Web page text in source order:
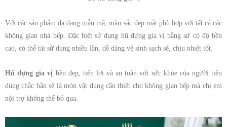
Với các sản phẩm đa dạng mẫu mã, màu sắc đẹp mắt phù hợp với tất cả các
không gian nhà bếp. Đặc biệt sử dụng hũ đựng gia vị bằng sứ có độ bền
cao, có thể tái sử dụng nhiều lần, dễ dàng vệ sinh sạch sẽ, chịu nhiệt tốt.
Hũ đựng gia vị bền đẹp, tiện lợi và an toàn với sức khỏe của người tiêu
dùng chắc hẳn sẽ là món vật dụng cần thiết cho không gian bếp mà chị em
nội trợ không thể bỏ qua.